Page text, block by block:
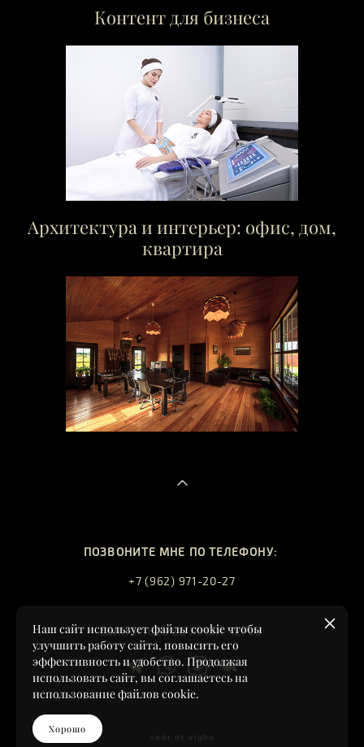
Контент для бизнеса
Архитектура и интерьер: офис, дом,
квартира
ПОЗВОНИТЕ МНЕ ПО ТЕЛЕФОНУ:
+7 (962) 971-20-27
СВЯЖИТЕСЬ СО МНОЙ ЧЕРЕЗ:
Наш сайт использует файлы cookie чтобы
улучшить работу сайта, повысить его
эффективность и удобство. Продолжая
использовать сайт, вы соглашаетесь на
использование файлов cookie.
Хорошо